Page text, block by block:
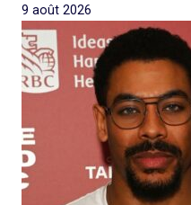
9 août 2026